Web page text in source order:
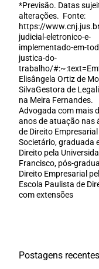
*Previsão. Datas
alterações. Fonte:
https://
judicial-eletronico-e-
implementado-em-
justica-do-
trabalho/
Elisângela Ortiz de
SilvaGestora de
na Meira Fernandes.
Advogada com mais
anos de atuação nas
de Direito Empresarial
Societário, graduada
Direito pela
Francisco, pós-
Direito Empresarial
Escola Paulista de
com extensões
Postagens recentes